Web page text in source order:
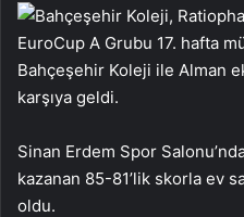
EuroCup A Grubu 17. hafta
Bahçeşehir Koleji ile Alman
karşıya geldi.
Sinan Erdem Spor
kazanan 85-81’lik skorla ev
oldu.